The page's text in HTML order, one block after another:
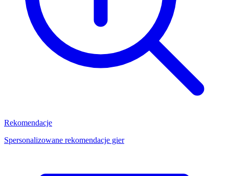
Rekomendacje
Spersonalizowane rekomendacje gier